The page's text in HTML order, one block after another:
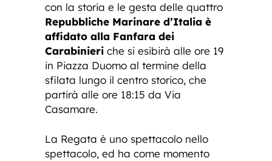
con la storia e le gesta delle quattro
Repubbliche Marinare d’Italia è
affidato alla Fanfara dei
Carabinieri che si esibirà alle ore 19
in Piazza Duomo al termine della
sfilata lungo il centro storico, che
partirà alle ore 18:15 da Via
Casamare.
La Regata è uno spettacolo nello
spettacolo, ed ha come momento